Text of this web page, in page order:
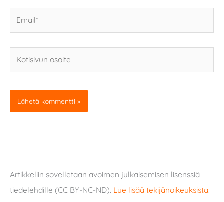
osoite
Artikkeliin sovelletaan avoimen julkaisemisen lisenssiä
tiedelehdille (CC BY-NC-ND). Lue lisää tekijänoikeuksista.